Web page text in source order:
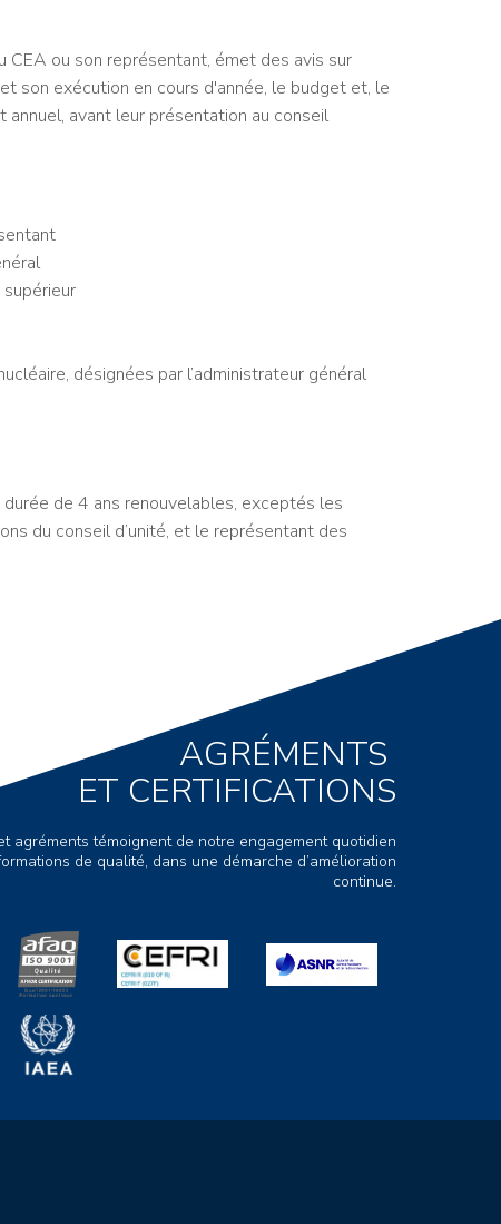
CEA ou son représentant, émet des avis sur
son exécution en cours d'année, le budget et, le
avant leur présentation au conseil
désignées par l’administrateur général
de 4 ans renouvelables, exceptés les
du conseil d’unité, et le représentant des
AGRÉMENTS
ET CERTIFICATIONS
agréments témoignent de notre engagement quotidien
de qualité, dans une démarche d’amélioration
continue.